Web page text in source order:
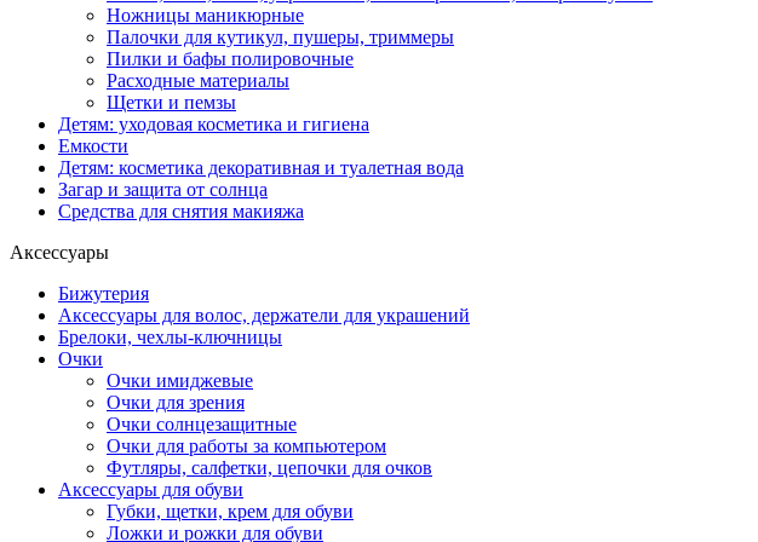
Ножницы маникюрные
Палочки для кутикул, пушеры, триммеры
Пилки и бафы полировочные
Расходные материалы
Щетки и пемзы
Детям: уходовая косметика и гигиена
Емкости
Детям: косметика декоративная и туалетная вода
Загар и защита от солнца
Средства для снятия макияжа
Аксессуары
Бижутерия
Аксессуары для волос, держатели для украшений
Брелоки, чехлы-ключницы
Очки
Очки имиджевые
Очки для зрения
Очки солнцезащитные
Очки для работы за компьютером
Футляры, салфетки, цепочки для очков
Аксессуары для обуви
Губки, щетки, крем для обуви
Ложки и рожки для обуви